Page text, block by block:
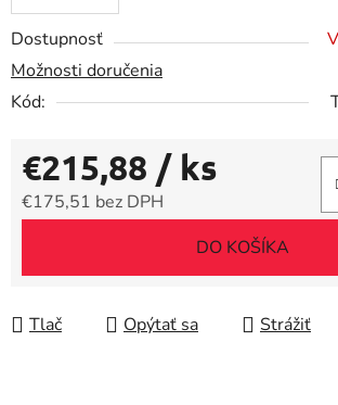
Dostupnosť
Možnosti doručenia
Kód:
€215,88 / ks
€175,51 bez DPH
DO KOŠÍKA
Tlač Opýtať sa Strážiť